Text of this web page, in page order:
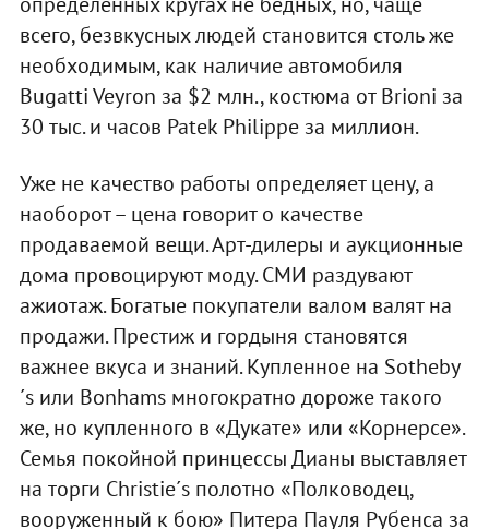
всего, безвкусных людей становится столь же
необходимым, как наличие автомобиля
Bugatti Veyron за $2 млн., костюма от Brioni за
30 тыс. и часов Patek Philippe за миллион.
Уже не качество работы определяет цену, а
наоборот – цена говорит о качестве
продаваемой вещи. Арт-дилеры и аукционные
дома провоцируют моду. СМИ раздувают
ажиотаж. Богатые покупатели валом валят на
продажи. Престиж и гордыня становятся
важнее вкуса и знаний. Купленное на Sotheby
´s или Bonhams многократно дороже такого
же, но купленного в «Дукате» или «Корнерсе».
Семья покойной принцессы Дианы выставляет
на торги Christie´s полотно «Полководец,
вооруженный к бою» Питера Пауля Рубенса за